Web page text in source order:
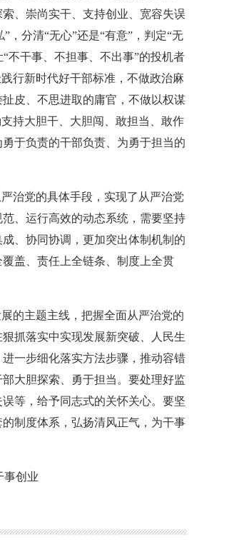
、崇尚实干、支持创业、宽容失误
，分清“无心”还是“有意”，判定“无
不干事、不担事、不出事”的投机者
行新时代好干部标准，不做政治麻
皮、不思进取的庸官，不做以权谋
持大胆干、大胆闯、敢担当、敢作
于负责的干部负责、为勇于担当的
治党的具体手段，实现了从严治党
、运行高效的动态系统，需要坚持
、协同协调，更加突出体制机制的
盖、责任上全链条、制度上全贯
的主题主线，把握全面从严治党的
抓落实中实现发展新突破、人民生
一步细化落实方法步骤，推动容错
大胆探索、勇于担当。要处理好监
等，给予同志式的关怀关心。要坚
制度体系，弘扬清风正气，为干事
事创业